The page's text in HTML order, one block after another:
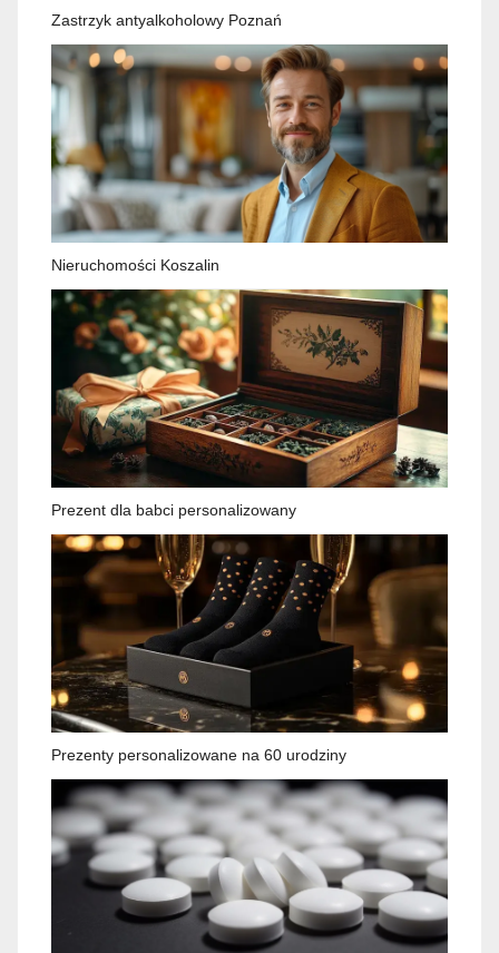
Zastrzyk antyalkoholowy Poznań
Nieruchomości Koszalin
Prezent dla babci personalizowany
Prezenty personalizowane na 60 urodziny